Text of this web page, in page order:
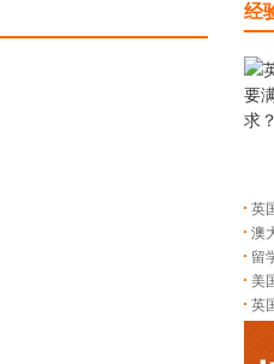
经
英
澳
留
美
英